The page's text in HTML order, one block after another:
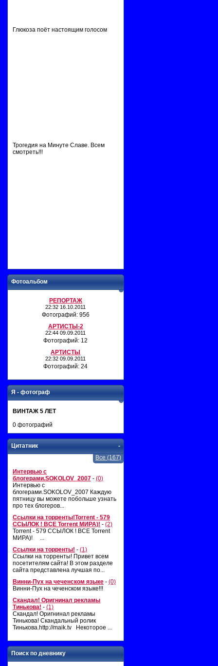
Глюкоза поёт настоящим голосом
Трогедия на Минуте Славе. Всем
смотреть!!!
Фотоальбом
РЕПОРТАЖ
22:32 16.10.2011
Фотографий: 956
АРТИСТЫ-2
22:44 09.09.2011
Фотографий: 12
АРТИСТЫ
22:32 09.09.2011
Фотографий: 24
Я - фотограф
ВИНТАЖ 5 ЛЕТ
0 фотографий
-
Цитатник
Все (167)
Интервью с
блогерами.SOKOLOV_2007 - (0)
Интервью с
блогерами.SOKOLOV_2007 Каждую
пятницу вы можете побольше узнать
про тех блогеров...
Ссылки на торренты!Torrent - 579
ССЫЛОК ! ВСЕ Torrent МИРА)! - (2)
Torrent - 579 ССЫЛОК ! ВСЕ Torrent
МИРА)! ...
Ссылки на торренты! - (1)
Ссылки на торренты! Привет всем
посетителям сайта! В этом разделе
сайта представлена лучшая по...
Винни-Пух на чеченском языке - (0)
Винни-Пух на чеченском языке!!!
Скандал! Оригнинал рекламы
Тинькова! - (1)
Скандал! Оригнинал рекламы
Тинькова! Скандальный ролик
Тинькова.http://maik.tv Некоторое ...
Поиск по дневнику